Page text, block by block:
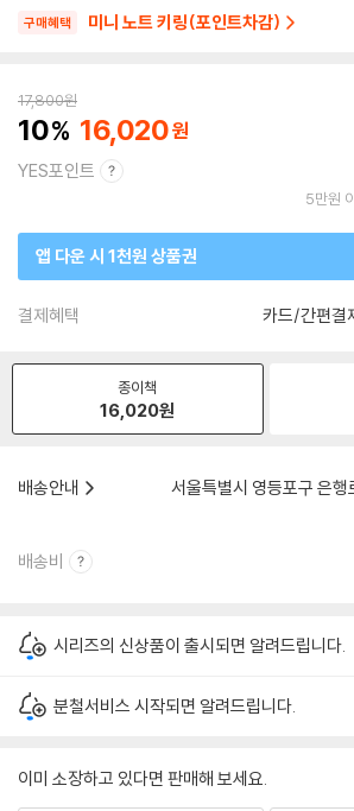
구매혜택 미니 노트 키링(포인트차감)
17,800원
10 16,020
YES포인트
5만원
앱 다운 시 1천원 상품권
결제혜택 카드/간편결
종이책
16,020원
배송안내
서울특별시 영등포구 은행
배송비
시리즈의 신상품이 출시되면 알려드립니다.
분철서비스 시작되면 알려드립니다.
이미 소장하고 있다면 판매해 보세요.